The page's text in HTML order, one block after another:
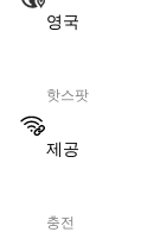
영국
핫스팟
제공
충전